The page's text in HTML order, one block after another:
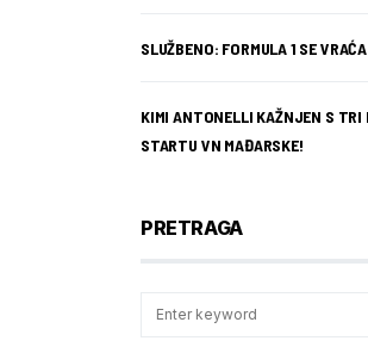
SLUŽBENO: FORMULA 1 SE
KIMI ANTONELLI KAŽNJEN S TRI
STARTU VN MAĐARSKE!
PRETRAGA